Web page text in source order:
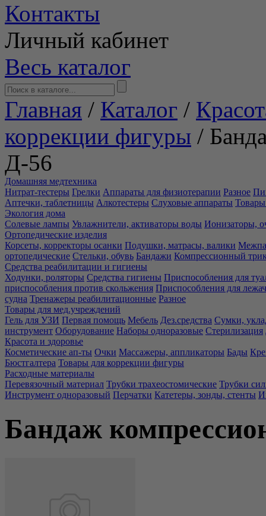
Контакты
Личный кабинет
Весь каталог
Главная / Каталог /
коррекции фигуры /
Д-56
Домашняя медтехника
Нитрат-тестеры Грелки Аппараты для физиотерапии Разное
Аптечки, таблетницы Алкотестеры Слуховые аппараты Товары
Экология дома
Солевые лампы Увлажнители, активаторы воды Ионизаторы,
Ортопедические изделия
Корсеты, корректоры осанки Подушки, матрасы, валики
ортопедические Стельки, обувь Бандажи Компрессионный
Средства реабилитации и гигиены
Ходунки, роляторы Средства гигиены Приспособления для
приспособления против скольжения Приспособления для
судна Тренажеры реабилитационные Разное
Товары для мед.учреждений
Гель для УЗИ Первая помощь Мебель Дез.средства Сумки,
инструмент Оборудование Наборы одноразовые Стерилизация
Красота и здоровье
Косметические ап-ты Очки Массажеры, аппликаторы Бады
Бюстгалтера Товары для коррекции фигуры
Расходные материалы
Перевязочный материал Трубки трахеостомические Трубки
Инструмент одноразовый Перчатки Катетеры, зонды, стенты
Бандаж